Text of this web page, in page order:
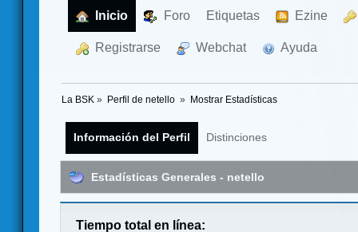
Inicio Foro Etiquetas Ezine
Registrarse Webchat Ayuda
La BSK » Perfil de netello » Mostrar Estadísticas
Información del Perfil Distinciones
Estadísticas Generales - netello
Tiempo total en línea: